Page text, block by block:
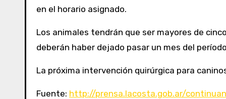
en el horario asignado.
Los animales tendrán que ser mayores de
deberán haber dejado pasar un mes del
La próxima intervención quirúrgica para
Fuente: http://prensa.lacosta.gob.ar/